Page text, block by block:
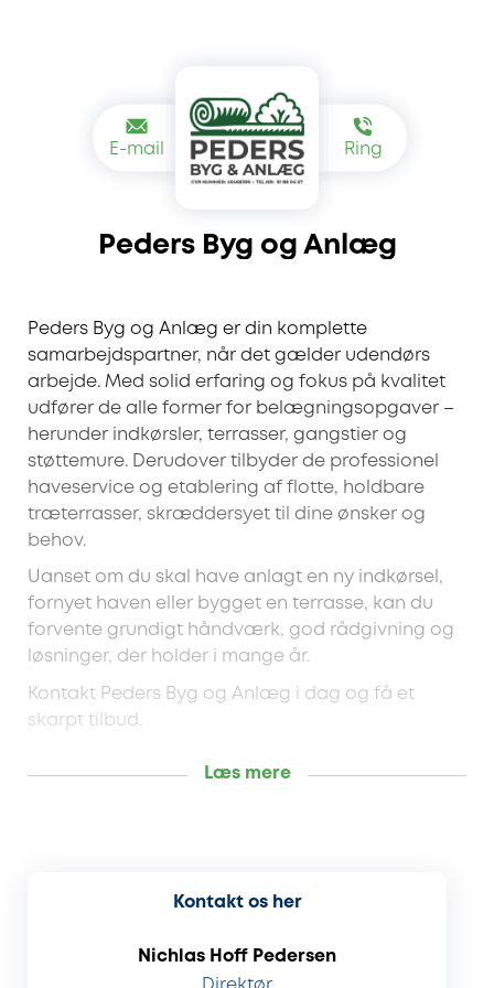
E-mail Ring
Peders Byg og Anlæg
Peders Byg og Anlæg er din komplette
samarbejdspartner, når det gælder udendørs
arbejde. Med solid erfaring og fokus på kvalitet
udfører de alle former for belægningsopgaver –
herunder indkørsler, terrasser, gangstier og
støttemure. Derudover tilbyder de professionel
haveservice og etablering af flotte, holdbare
træterrasser, skræddersyet til dine ønsker og
behov.
Uanset om du skal have anlagt en ny indkørsel,
fornyet haven eller bygget en terrasse, kan du
forvente grundigt håndværk, god rådgivning og
løsninger, der holder i mange år.
Kontakt Peders Byg og Anlæg i dag og få et
skarpt tilbud.
Læs mere
Kontakt os her
Nichlas Hoff Pedersen